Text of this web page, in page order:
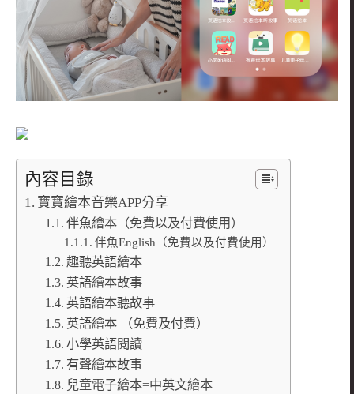
內容目錄
寶寶繪本音樂APP分享
伴魚繪本（免費以及付費使用）
伴魚English（免費以及付費使用）
趣聽英語繪本
英語繪本故事
英語繪本聽故事
英語繪本 （免費及付費）
小學英語閱讀
有聲繪本故事
兒童電子繪本=中英文繪本